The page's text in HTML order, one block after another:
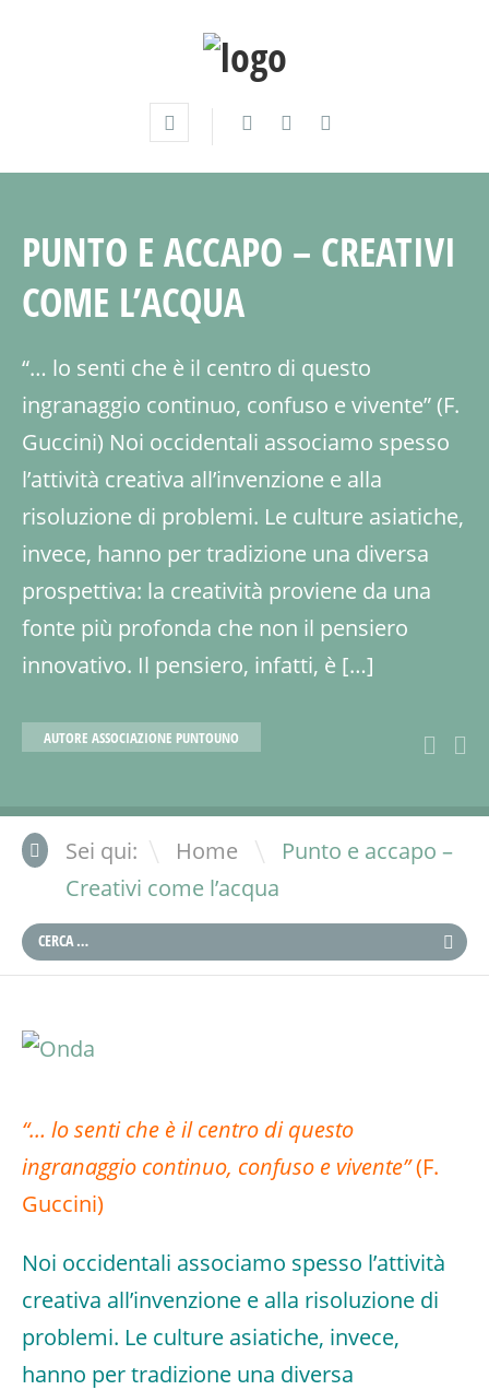
PUNTO E ACCAPO – CREATIVI
COME L’ACQUA
“… lo senti che è il centro di questo
ingranaggio continuo, confuso e vivente” (F.
Guccini) Noi occidentali associamo spesso
l’attività creativa all’invenzione e alla
risoluzione di problemi. Le culture asiatiche,
invece, hanno per tradizione una diversa
prospettiva: la creatività proviene da una
fonte più profonda che non il pensiero
innovativo. Il pensiero, infatti, è […]
AUTORE ASSOCIAZIONE PUNTOUNO
Sei qui: Home \
Punto e accapo –
Creativi come l’acqua
“… lo senti che è il centro di questo
ingranaggio continuo, confuso e vivente”(F.
Guccini)
Noi occidentali associamo spesso l’attività
creativa all’invenzione e alla risoluzione di
problemi. Le culture asiatiche, invece,
hanno per tradizione una diversa